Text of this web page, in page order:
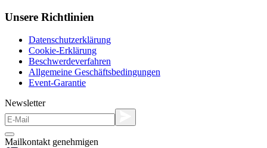
Unsere Richtlinien
Datenschutzerklärung
Cookie-Erklärung
Beschwerdeverfahren
Allgemeine Geschäftsbedingungen
Event-Garantie
Newsletter
Mailkontakt genehmigen